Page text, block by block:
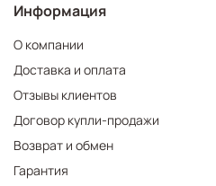
Информация
О компании
Доставка и оплата
Отзывы клиентов
Договор купли-продажи
Возврат и обмен
Гарантия